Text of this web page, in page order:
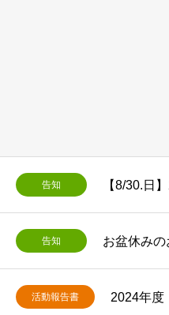
告知
告知 お盆休み
活動報告書 2024年度